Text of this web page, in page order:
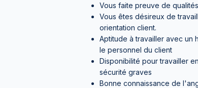
Vous faite preuve de
Vous êtes désireux de
orientation client.
Aptitude à travailler avec un
le personnel du client
Disponibilité pour travailler
sécurité graves
Bonne connaissance de